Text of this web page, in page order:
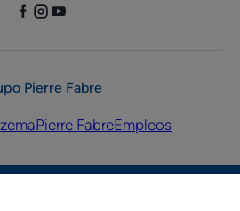
Pierre Fabre
Pierre FabreEmpleos